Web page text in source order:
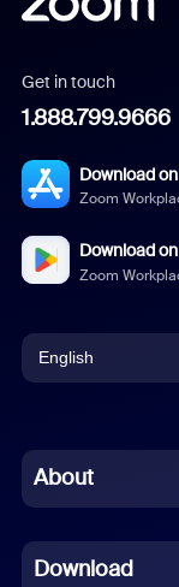
Get in touch
1.888.799.9666
Download
Zoom
Download
Zoom
English
Chinese (Simplified)
French
About
Download